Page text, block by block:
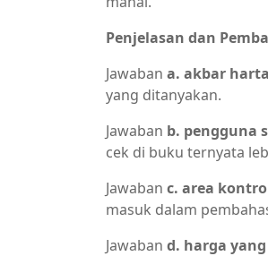
Penjelasan dan
Jawaban a. akbar
yang ditanyakan.
Jawaban b. pengguna
cek di buku ternyata
Jawaban c. area
masuk dalam
Jawaban d. harga